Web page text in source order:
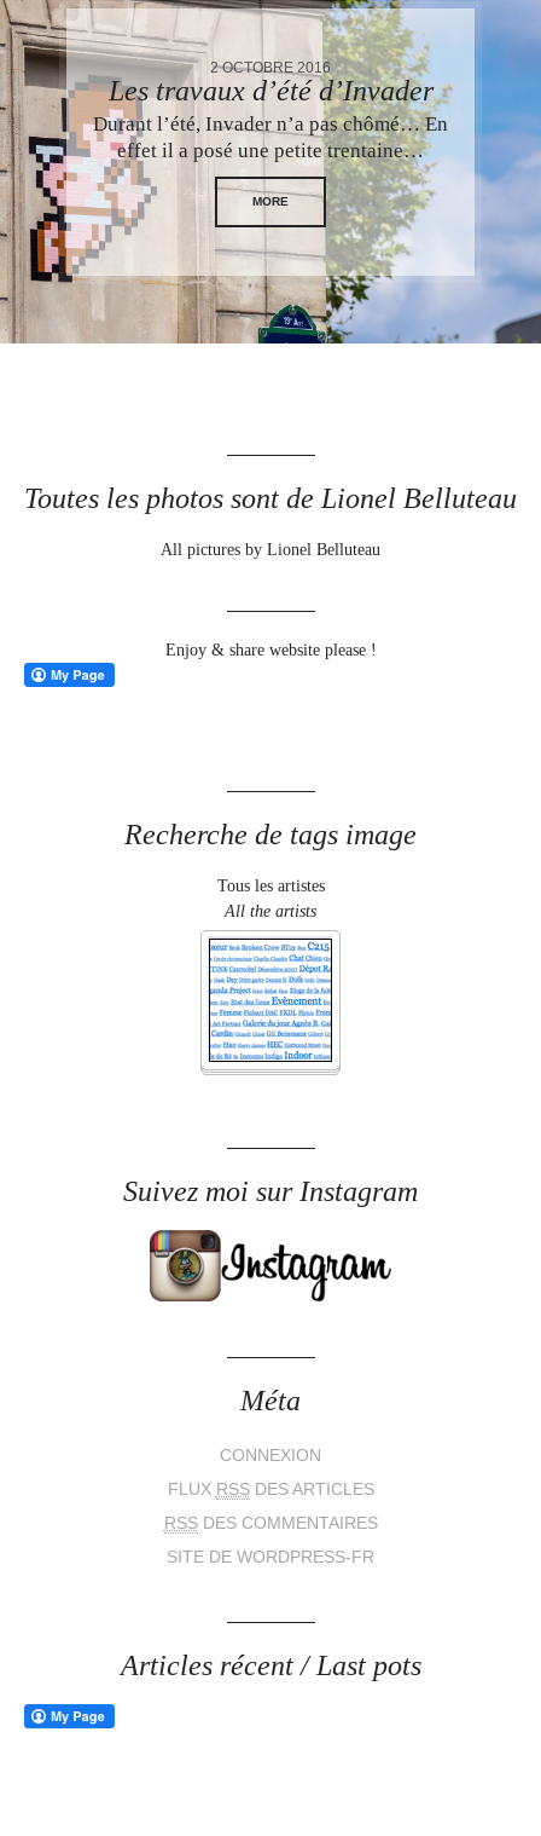
2 OCTOBRE 2016
Les travaux d’été d’Invader
Durant l’été, Invader n’a pas chômé… En
effet il a posé une petite trentaine…
MORE
Toutes les photos sont de Lionel Belluteau
All pictures by Lionel Belluteau
Enjoy & share website please !
Recherche de tags image
Tous les artistes
All the artists
Suivez moi sur Instagram
Méta
CONNEXION
FLUX RSSDES ARTICLES
RSSDES COMMENTAIRES
SITE DE WORDPRESS-FR
Articles récent / Last pots